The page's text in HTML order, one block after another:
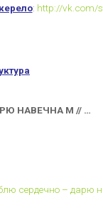
: http://vk.com/
НАВЕЧНА М // …
сердечно – дарю